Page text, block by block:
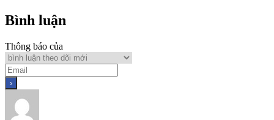
Bình luận
Thông báo của